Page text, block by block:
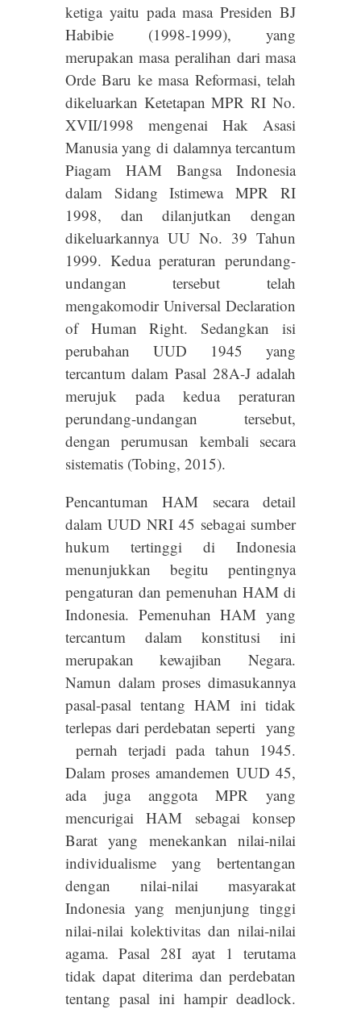
ketiga yaitu pada masa Presiden BJ
Habibie (1998-1999), yang
merupakan masa peralihan dari masa
Orde Baru ke masa Reformasi, telah
dikeluarkan Ketetapan MPR RI No.
XVII/1998 mengenai Hak Asasi
Manusia yang di dalamnya tercantum
Piagam HAM Bangsa Indonesia
dalam Sidang Istimewa MPR RI
1998, dan dilanjutkan dengan
dikeluarkannya UU No. 39 Tahun
1999. Kedua peraturan perundang-
undangan tersebut telah
mengakomodir Universal Declaration
of Human Right. Sedangkan isi
perubahan UUD 1945 yang
tercantum dalam Pasal 28A-J adalah
merujuk pada kedua peraturan
perundang-undangan tersebut,
dengan perumusan kembali secara
sistematis (Tobing, 2015).
Pencantuman HAM secara detail
dalam UUD NRI 45 sebagai sumber
hukum tertinggi di Indonesia
menunjukkan begitu pentingnya
pengaturan dan pemenuhan HAM di
Indonesia. Pemenuhan HAM yang
tercantum dalam konstitusi ini
merupakan kewajiban Negara.
Namun dalam proses dimasukannya
pasal-pasal tentang HAM ini tidak
terlepas dari perdebatan seperti yang
pernah terjadi pada tahun 1945.
Dalam proses amandemen UUD 45,
ada juga anggota MPR yang
mencurigai HAM sebagai konsep
Barat yang menekankan nilai-nilai
individualisme yang bertentangan
dengan nilai-nilai masyarakat
Indonesia yang menjunjung tinggi
nilai-nilai kolektivitas dan nilai-nilai
agama. Pasal 28I ayat 1 terutama
tidak dapat diterima dan perdebatan
tentang pasal ini hampir deadlock.